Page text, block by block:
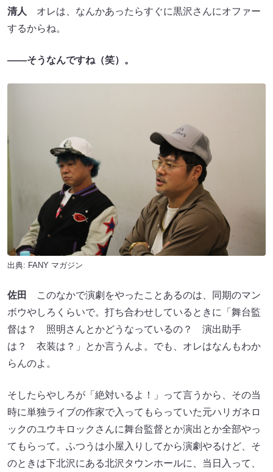
清人
オレは、なんかあったらすぐに黒沢さんにオファー
するからね。
――そうなんですね（笑）。
出典: FANY マガジン
佐田
このなかで演劇をやったことあるのは、同期のマン
ボウやしろくらいで。打ち合わせしているときに「舞台監
督は？ 照明さんとかどうなっているの？ 演出助手
は？ 衣装は？」とか言うんよ。でも、オレはなんもわか
らんのよ。
そしたらやしろが「絶対いるよ！」って言うから、その当
時に単独ライブの作家で入ってもらっていた元ハリガネロ
ックのユウキロックさんに舞台監督とか演出とか全部やっ
てもらって。ふつうは小屋入りしてから演劇やるけど、そ
のときは下北沢にある北沢タウンホールに、当日入って、